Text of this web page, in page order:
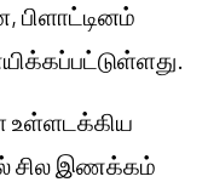
உள்ளடக்கிய
சில இணக்கம்